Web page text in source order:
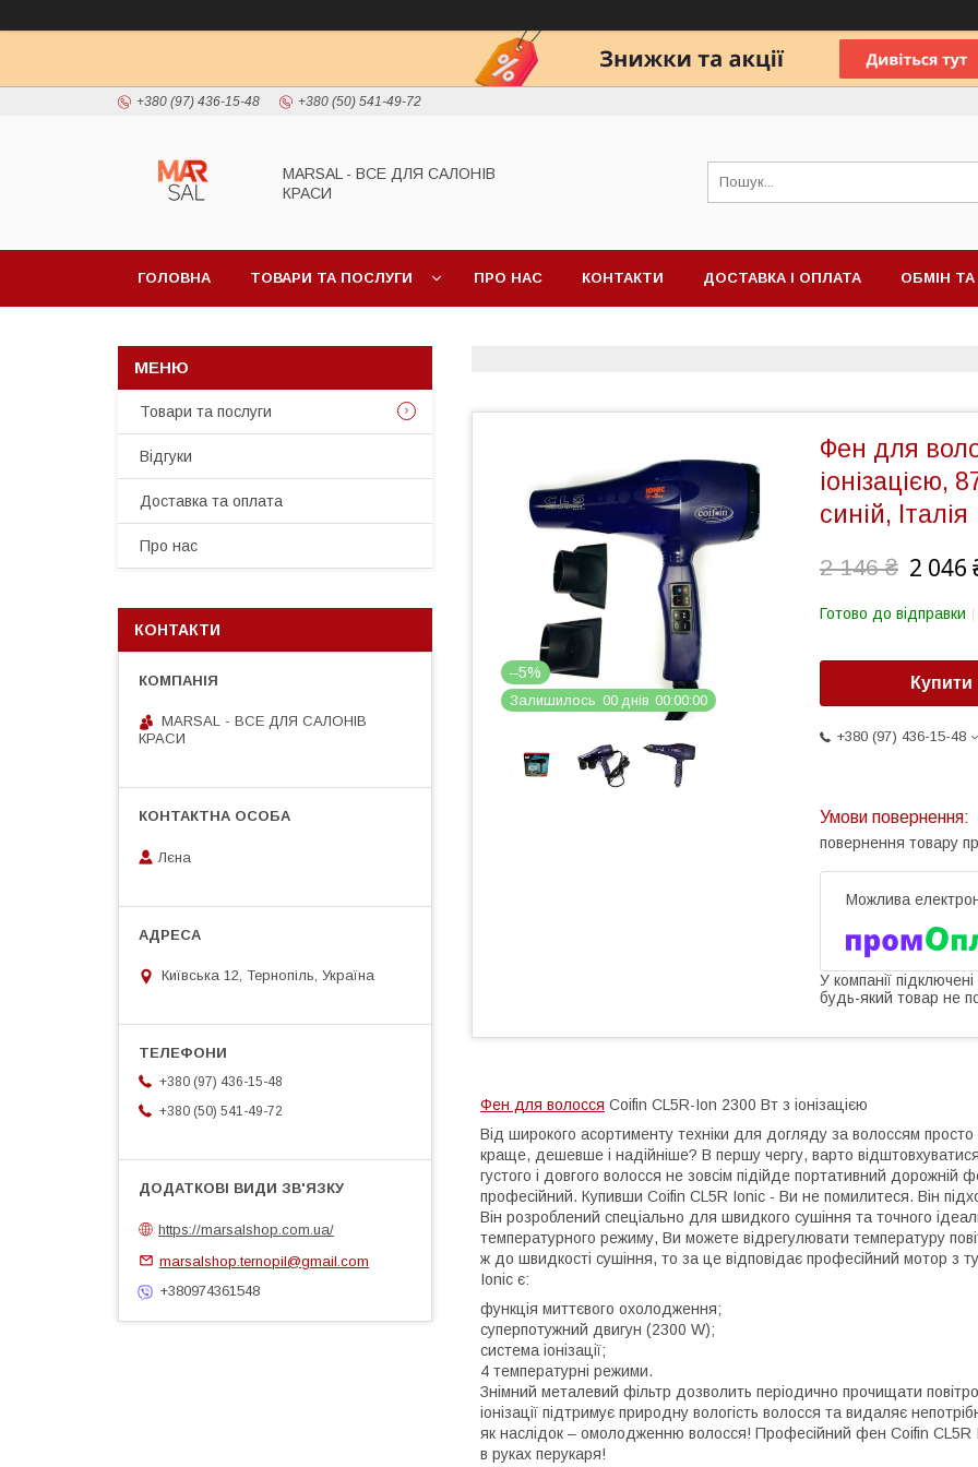
+380 (97) 436-15-48 +380 (50) 541-49-72
MARSAL - ВСЕ ДЛЯ САЛОНІВ
КРАСИ
ГОЛОВНА ТОВАРИ ТА ПОСЛУГИ ПРО НАС КОНТАКТИ ДОСТАВКА І ОПЛАТА ОБМІН
–5%
Залишилось 00 днів 00 00 00
Фен для
іонізацією,
синій, Італія
2 146 ₴ 2 046
Готово до відправки
Купити
+380 (97) 436-15-48
повернення товару
У компанії
будь-який товар не
Фен для волосся Coifin CL5R-Ion 2300 Вт з іонізацією
Від широкого асортименту техніки для догляду за волоссям
краще, дешевше і надійніше? В першу чергу, варто
густого і довгого волосся не зовсім підійде портативний
професійний. Купивши Coifin CL5R Ionic - Ви не помилитеся. Він
Він розроблений спеціально для швидкого сушіння та точного
температурного режиму, Ви можете відрегулювати температуру
ж до швидкості сушіння, то за це відповідає професійний мотор з
Ionic є:
функція миттєвого охолодження;
суперпотужний двигун (2300 W);
система іонізації;
4 температурні режими.
Знімний металевий фільтр дозволить періодично прочищати
іонізації підтримує природну вологість волосся та видаляє
як наслідок – омолодженню волосся! Професійний фен Coifin CL5R
в руках перукаря!
Товари та послуги
Відгуки
Доставка та оплата
Про нас
КОНТАКТИ
MARSAL - ВСЕ ДЛЯ САЛОНІВ
КРАСИ
Лєна
Київська 12, Тернопіль, Україна
+380 (97) 436-15-48
+380 (50) 541-49-72
https://marsalshop.com.ua/
marsalshop.ternopil@gmail.com
+380974361548